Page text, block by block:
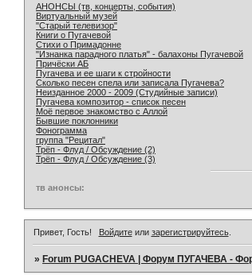
АНОНСЫ (тв, концерты, события)
Виртуальный музей
"Старый телевизор"
Книги о Пугачевой
Стихи о Примадонне
"Изнанка парадного платья" - балахоны Пугачевой
Причёски АБ
Пугачева и ее шаги к стройности
Сколько песен спела или записала Пугачева?
Неизданное 2000 - 2009 (Студийные записи)
Пугачева композитор - список песен
Моё первое знакомство с Аллой
Бывшие поклонники
Фонограмма
группа "Рецитал"
Трёп - Флуд / Обсуждение (2)
Трёп - Флуд / Обсуждение (3)
тв анонсы:
Привет, Гость! Войдитеили зарегистрируйтесь.
»Forum PUGACHEVA | Форум ПУГАЧЕВА -